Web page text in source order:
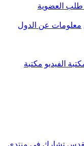
طلب العضوية
معلومات عن الدول
الفيديو مكتبة
تشارك في منتدى